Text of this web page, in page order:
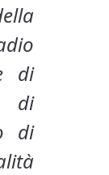
di
di
di